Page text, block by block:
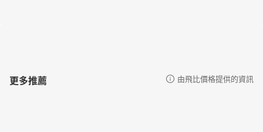
更多推薦 由飛比價格提供的資訊